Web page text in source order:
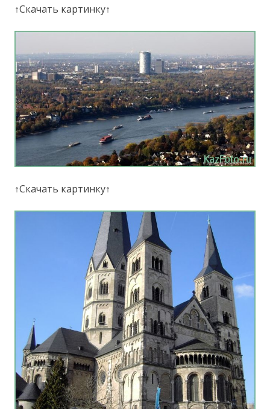
↑Скачать картинку↑
↑Скачать картинку↑